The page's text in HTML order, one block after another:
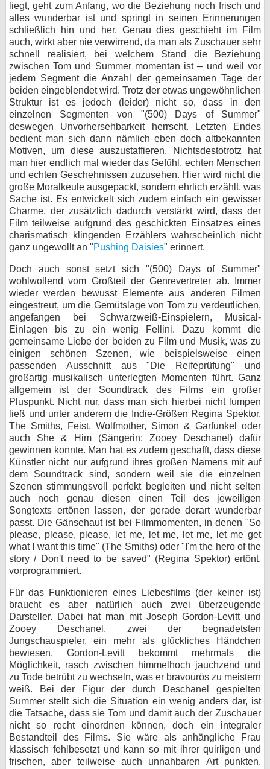
liegt, geht zum Anfang, wo die Beziehung noch frisch und
alles wunderbar ist und springt in seinen Erinnerungen
schließlich hin und her. Genau dies geschieht im Film
auch, wirkt aber nie verwirrend, da man als Zuschauer sehr
schnell realisiert, bei welchem Stand die Beziehung
zwischen Tom und Summer momentan ist – und weil vor
jedem Segment die Anzahl der gemeinsamen Tage der
beiden eingeblendet wird. Trotz der etwas ungewöhnlichen
Struktur ist es jedoch (leider) nicht so, dass in den
einzelnen Segmenten von "(500) Days of Summer"
deswegen Unvorhersehbarkeit herrscht. Letzten Endes
bedient man sich dann nämlich eben doch altbekannten
Motiven, um diese auszustaffieren. Nichtsdestotrotz hat
man hier endlich mal wieder das Gefühl, echten Menschen
und echten Geschehnissen zuzusehen. Hier wird nicht die
große Moralkeule ausgepackt, sondern ehrlich erzählt, was
Sache ist. Es entwickelt sich zudem einfach ein gewisser
Charme, der zusätzlich dadurch verstärkt wird, dass der
Film teilweise aufgrund des geschickten Einsatzes eines
charismatisch klingenden Erzählers wahrscheinlich nicht
ganz ungewollt an "Pushing Daisies" erinnert.
Doch auch sonst setzt sich "(500) Days of Summer"
wohlwollend vom Großteil der Genrevertreter ab. Immer
wieder werden bewusst Elemente aus anderen Filmen
eingestreut, um die Gemütslage von Tom zu verdeutlichen,
angefangen bei Schwarzweiß-Einspielern, Musical-
Einlagen bis zu ein wenig Fellini. Dazu kommt die
gemeinsame Liebe der beiden zu Film und Musik, was zu
einigen schönen Szenen, wie beispielsweise einen
passenden Ausschnitt aus "Die Reifeprüfung" und
großartig musikalisch unterlegten Momenten führt. Ganz
allgemein ist der Soundtrack des Films ein großer
Pluspunkt. Nicht nur, dass man sich hierbei nicht lumpen
ließ und unter anderem die Indie-Größen Regina Spektor,
The Smiths, Feist, Wolfmother, Simon & Garfunkel oder
auch She & Him (Sängerin: Zooey Deschanel) dafür
gewinnen konnte. Man hat es zudem geschafft, dass diese
Künstler nicht nur aufgrund ihres großen Namens mit auf
dem Soundtrack sind, sondern weil sie die einzelnen
Szenen stimmungsvoll perfekt begleiten und nicht selten
auch noch genau diesen einen Teil des jeweiligen
Songtexts ertönen lassen, der gerade derart wunderbar
passt. Die Gänsehaut ist bei Filmmomenten, in denen "So
please, please, please, let me, let me, let me, let me get
what I want this time" (The Smiths) oder "I'm the hero of the
story / Don't need to be saved" (Regina Spektor) ertönt,
vorprogrammiert.
Für das Funktionieren eines Liebesfilms (der keiner ist)
braucht es aber natürlich auch zwei überzeugende
Darsteller. Dabei hat man mit Joseph Gordon-Levitt und
Zooey Deschanel, zwei der begnadetsten
Jungschauspieler, ein mehr als glückliches Händchen
bewiesen. Gordon-Levitt bekommt mehrmals die
Möglichkeit, rasch zwischen himmelhoch jauchzend und
zu Tode betrübt zu wechseln, was er bravourös zu meistern
weiß. Bei der Figur der durch Deschanel gespielten
Summer stellt sich die Situation ein wenig anders dar, ist
die Tatsache, dass sie Tom und damit auch der Zuschauer
nicht so recht einordnen können, doch ein integraler
Bestandteil des Films. Sie wäre als anhängliche Frau
klassisch fehlbesetzt und kann so mit ihrer quirligen und
frischen, aber teilweise auch unnahbaren Art punkten.